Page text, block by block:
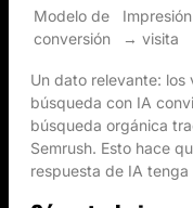
Modelo de
conversión
→ visita
Un dato relevante:
búsqueda con IA
búsqueda orgánica
Semrush. Esto hace
respuesta de IA